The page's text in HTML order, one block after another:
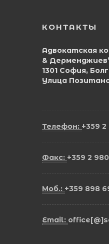
КОНТАКТЫ
Адвокатская
&
1301 София,
Улица
Телефон: +359
Факс: +359 2
Моб.: +359 898
Email: